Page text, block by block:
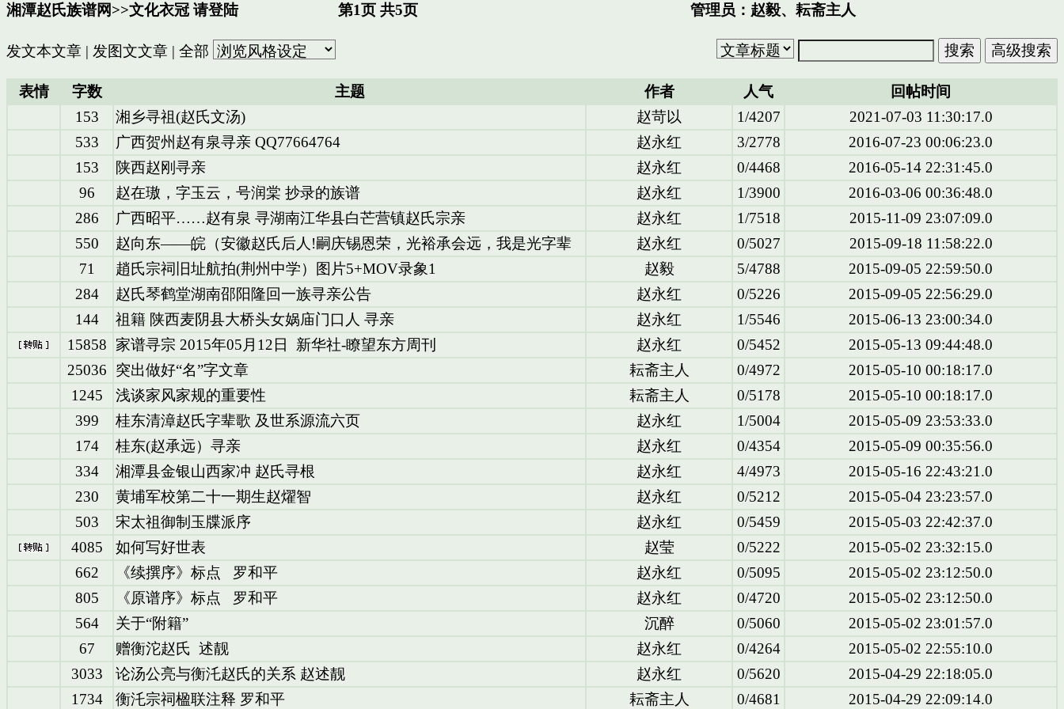
湘潭赵氏族谱网>>文化衣冠 请登陆 第1页 共5页 管理员： 赵毅、 耘斋主人
发文本文章 | 发图文文章 | 全部
表情 字数 主题 作者 人气
回帖时间
153
湘乡寻祖(赵氏文汤) 赵苛以 1/4207
2021-07-03 11:30:17.0
533
广西贺州赵有泉寻亲 QQ77664764 赵永红 3/2778
2016-07-23 00:06:23.0
153
陕西赵刚寻亲 赵永红 0/4468
2016-05-14 22:31:45.0
96
赵在璈，字玉云，号润棠 抄录的族谱 赵永红 1/3900
2016-03-06 00:36:48.0
286
广西昭平……赵有泉 寻湖南江华县白芒营镇赵氏宗亲 赵永红 1/7518
2015-11-09 23:07:09.0
550
赵向东——皖（安徽赵氏后人!嗣庆锡恩荣，光裕承会远，我是光字辈 赵永红 0/5027
2015-09-18 11:58:22.0
71
趙氏宗祠旧址航拍(荆州中学）图片5+MOV录象1 赵毅 5/4788
2015-09-05 22:59:50.0
284
赵氏琴鹤堂湖南邵阳隆回一族寻亲公告 赵永红 0/5226
2015-09-05 22:56:29.0
144
祖籍 陕西麦阴县大桥头女娲庙门口人 寻亲 赵永红 1/5546
2015-06-13 23:00:34.0
15858
家谱寻宗 2015年05月12日 新华社-瞭望东方周刊 赵永红 0/5452
2015-05-13 09:44:48.0
25036
突出做好“名”字文章 耘斋主人 0/4972
2015-05-10 00:18:17.0
1245
浅谈家风家规的重要性 耘斋主人 0/5178
2015-05-10 00:18:17.0
399
桂东清漳赵氏字辈歌 及世系源流六页 赵永红 1/5004
2015-05-09 23:53:33.0
174
桂东(赵承远）寻亲 赵永红 0/4354
2015-05-09 00:35:56.0
334
湘潭县金银山西家冲 赵氏寻根 赵永红 4/4973
2015-05-16 22:43:21.0
230
黄埔军校第二十一期生赵燿智 赵永红 0/5212
2015-05-04 23:23:57.0
503
宋太祖御制玉牒派序 赵永红 0/5459
2015-05-03 22:42:37.0
4085
如何写好世表 赵莹 0/5222
2015-05-02 23:32:15.0
662
《续撰序》标点 罗和平 赵永红 0/5095
2015-05-02 23:12:50.0
805
《原谱序》标点 罗和平 赵永红 0/4720
2015-05-02 23:12:50.0
564
关于“附籍” 沉醉 0/5060
2015-05-02 23:01:57.0
67
赠衡沱赵氏 述靓 赵永红 0/4264
2015-05-02 22:55:10.0
3033
论汤公亮与衡汑赵氏的关系 赵述靓 赵永红 0/5620
2015-04-29 22:18:05.0
1734
衡汑宗祠楹联注释 罗和平 耘斋主人 0/4681 2015-04-29 22:09:14.0